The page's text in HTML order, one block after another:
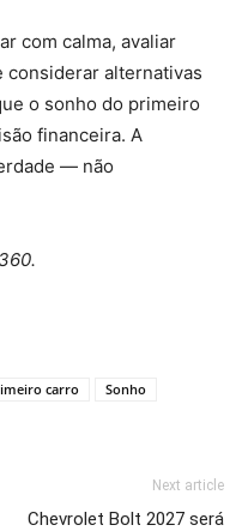
com calma, avaliar
considerar alternativas
o sonho do primeiro
financeira. A
— não
carro Sonho
Next article
Chevrolet Bolt 2027 será